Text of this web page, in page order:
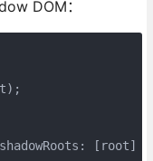
DOM：
[root]